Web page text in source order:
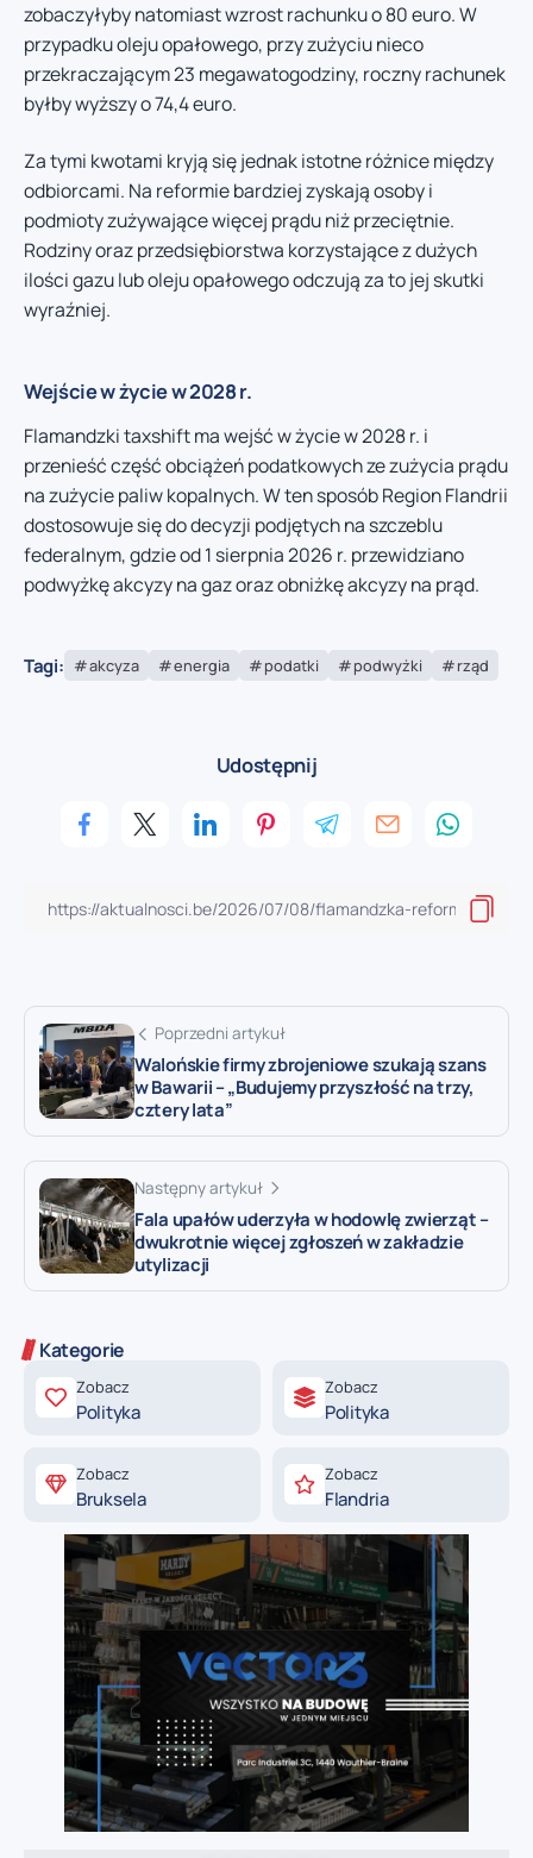
zobaczyłyby natomiast wzrost rachunku o 80 euro. W
przypadku oleju opałowego, przy zużyciu nieco
przekraczającym 23 megawatogodziny, roczny rachunek
byłby wyższy o 74,4 euro.
Za tymi kwotami kryją się jednak istotne różnice między
odbiorcami. Na reformie bardziej zyskają osoby i
podmioty zużywające więcej prądu niż przeciętnie.
Rodziny oraz przedsiębiorstwa korzystające z dużych
ilości gazu lub oleju opałowego odczują za to jej skutki
wyraźniej.
Wejście w życie w 2028 r.
Flamandzki taxshift ma wejść w życie w 2028 r. i
przenieść część obciążeń podatkowych ze zużycia prądu
na zużycie paliw kopalnych. W ten sposób Region Flandrii
dostosowuje się do decyzji podjętych na szczeblu
federalnym, gdzie od 1 sierpnia 2026 r. przewidziano
podwyżkę akcyzy na gaz oraz obniżkę akcyzy na prąd.
Tagi: akcyza energia podatki podwyżki rząd
Udostępnij
Poprzedni artykuł
Walońskie firmy zbrojeniowe szukają szans
w Bawarii – „Budujemy przyszłość na trzy,
cztery lata”
Następny artykuł
Fala upałów uderzyła w hodowlę zwierząt –
dwukrotnie więcej zgłoszeń w zakładzie
utylizacji
Kategorie
Zobacz
Polityka
Zobacz
Polityka
Zobacz
Bruksela
Zobacz
Flandria